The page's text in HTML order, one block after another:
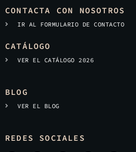
CONTACTA CON NOSOTROS
IR AL FORMULARIO DE CONTACTO
CATÁLOGO
VER EL CATÁLOGO 2026
BLOG
VER EL BLOG
REDES SOCIALES